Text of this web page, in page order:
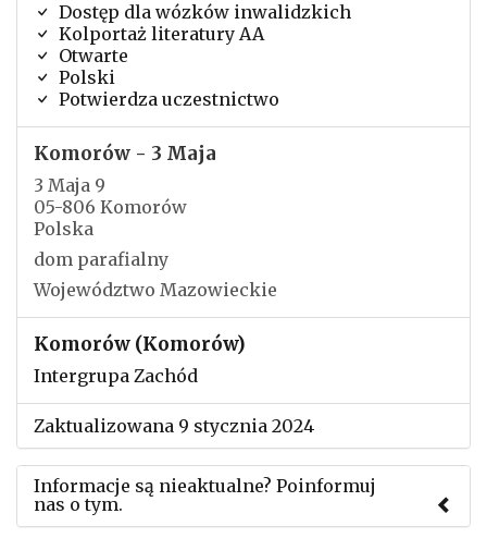
Dostęp dla wózków inwalidzkich
Kolportaż literatury AA
Otwarte
Polski
Potwierdza uczestnictwo
Komorów - 3 Maja
3 Maja 9
05-806 Komorów
Polska
dom parafialny
Województwo Mazowieckie
Komorów (Komorów)
Intergrupa Zachód
Zaktualizowana 9 stycznia 2024
Informacje są nieaktualne? Poinformuj
nas o tym.